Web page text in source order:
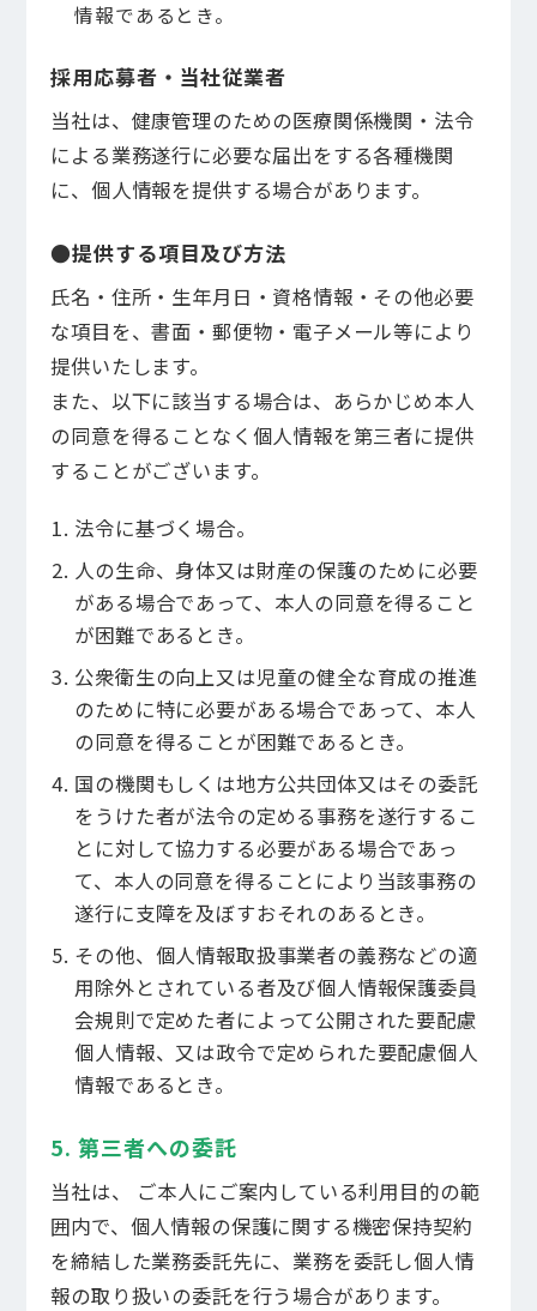
情報であるとき。
採用応募者・当社従業者
当社は、健康管理のための医療関係機関・法令
による業務遂行に必要な届出をする各種機関
に、個人情報を提供する場合があります。
●提供する項目及び方法
氏名・住所・生年月日・資格情報・その他必要
な項目を、書面・郵便物・電子メール等により
提供いたします。
また、以下に該当する場合は、あらかじめ本人
の同意を得ることなく個人情報を第三者に提供
することがございます。
法令に基づく場合。
人の生命、身体又は財産の保護のために必要
がある場合であって、本人の同意を得ること
が困難であるとき。
公衆衛生の向上又は児童の健全な育成の推進
のために特に必要がある場合であって、本人
の同意を得ることが困難であるとき。
国の機関もしくは地方公共団体又はその委託
をうけた者が法令の定める事務を遂行するこ
とに対して協力する必要がある場合であっ
て、本人の同意を得ることにより当該事務の
遂行に支障を及ぼすおそれのあるとき。
その他、個人情報取扱事業者の義務などの適
用除外とされている者及び個人情報保護委員
会規則で定めた者によって公開された要配慮
個人情報、又は政令で定められた要配慮個人
情報であるとき。
5. 第三者への委託
当社は、 ご本人にご案内している利用目的の範
囲内で、個人情報の保護に関する機密保持契約
を締結した業務委託先に、業務を委託し個人情
報の取り扱いの委託を行う場合があります。